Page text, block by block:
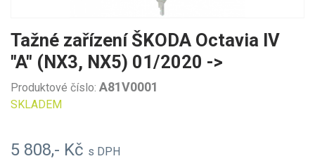
Tažné zařízení ŠKODA Octavia IV
"A" (NX3, NX5) 01/2020 ->
Produktové číslo: A81V0001
SKLADEM
5 808,- Kč s DPH